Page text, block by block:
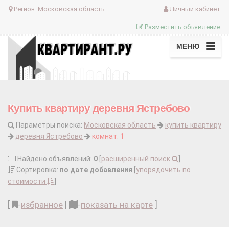
Регион: Московская область Личный кабинет
Разместить объявление
МЕНЮ
Купить квартиру деревня Ястребово
Параметры поиска: Московская область
купить квартиру
деревня Ястребово
комнат: 1
Найдено объявлений: 0 расширенный поиск
Сортировка: по дате добавления упорядочить по
стоимости
-избранное | -показать на карте